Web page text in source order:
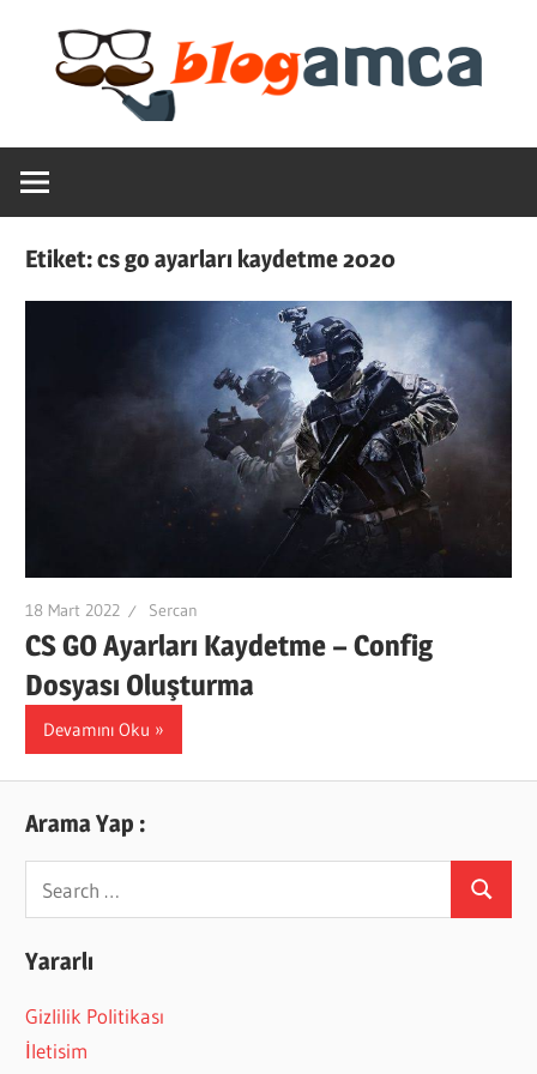
content
Blogamca
2025
Haber,
Blogların
Amcası
Etiket:cs go ayarları kaydetme 2020
18 Mart 2022 Sercan
CS GO Ayarları Kaydetme – Config
Dosyası Oluşturma
Devamını Oku
Arama Yap :
for:
Search
Yararlı
Gizlilik Politikası
İletisim